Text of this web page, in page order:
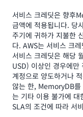
서비스 크레딧은 향후
금액에 적용됩니다. 당
주기에 귀하가 지불한
다. AWS는 서비스 크
서비스 크레딧은 해당
USD) 이상인 경우에만
계정으로 양도하거나
않는 한, MemoryDB를
는 기타 이용 불가에 대
SLA의 조건에 따라 서